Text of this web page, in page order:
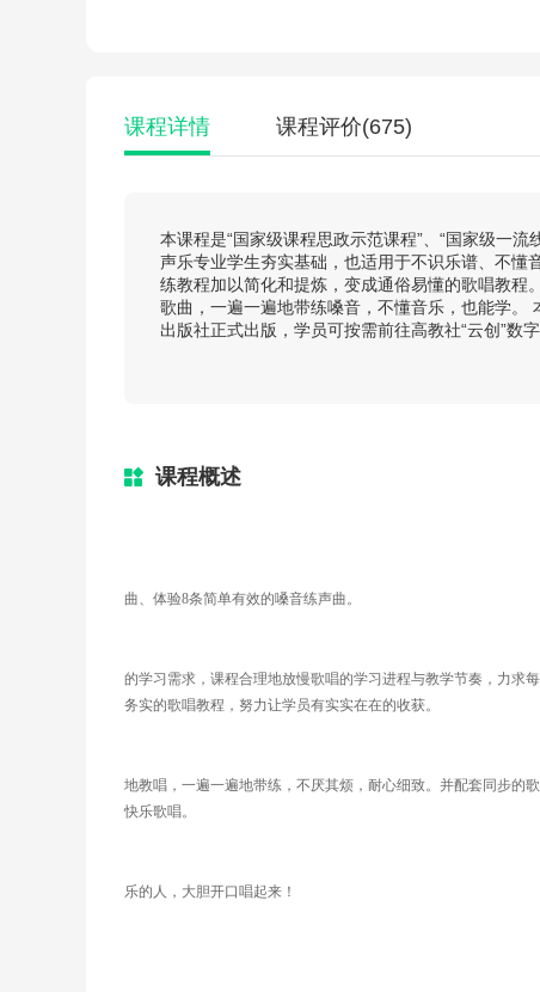
课程详情 课程评价(675)
本课程是“国家级课程思政示范课程”、“国家级一
声乐专业学生夯实基础，也适用于不识乐谱、不懂
练教程加以简化和提炼，变成通俗易懂的歌唱教程
歌曲，一遍一遍地带练嗓音，不懂音乐，也能学。
出版社正式出版，学员可按需前往高教社“云创”数
课程概述
曲、体验8条简单有效的嗓音练声曲。
的学习需求，课程合理地放慢歌唱的学习进程与教学节奏，力求
务实的歌唱教程，努力让学员有实实在在的收获。
地教唱，一遍一遍地带练，不厌其烦，耐心细致。并配套同步的
快乐歌唱。
乐的人，大胆开口唱起来！